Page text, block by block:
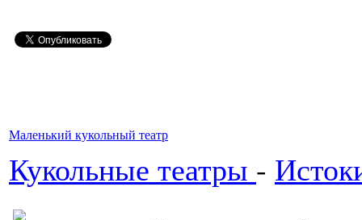
Маленький кукольный театр
Кукольные театры -